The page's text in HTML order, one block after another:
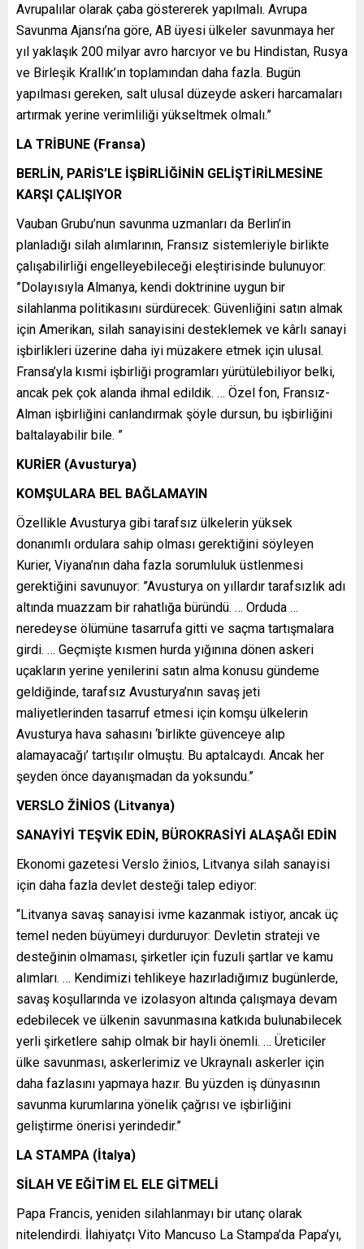
Avrupalılar olarak çaba göstererek yapılmalı. Avrupa
Savunma Ajansı’na göre, AB üyesi ülkeler savunmaya her
yıl yaklaşık 200 milyar avro harcıyor ve bu Hindistan, Rusya
ve Birleşik Krallık’ın toplamından daha fazla. Bugün
yapılması gereken, salt ulusal düzeyde askeri harcamaları
artırmak yerine verimliliği yükseltmek olmalı.”
LA TRİBUNE (Fransa)
BERLİN, PARİS’LE İŞBİRLİĞİNİN GELİŞTİRİLMESİNE
KARŞI ÇALIŞIYOR
Vauban Grubu’nun savunma uzmanları da Berlin’in
planladığı silah alımlarının, Fransız sistemleriyle birlikte
çalışabilirliği engelleyebileceği eleştirisinde bulunuyor:
”Dolayısıyla Almanya, kendi doktrinine uygun bir
silahlanma politikasını sürdürecek: Güvenliğini satın almak
için Amerikan, silah sanayisini desteklemek ve kârlı sanayi
işbirlikleri üzerine daha iyi müzakere etmek için ulusal.
Fransa’yla kısmi işbirliği programları yürütülebiliyor belki,
ancak pek çok alanda ihmal edildik. … Özel fon, Fransız-
Alman işbirliğini canlandırmak şöyle dursun, bu işbirliğini
baltalayabilir bile. ”
KURİER (Avusturya)
KOMŞULARA BEL BAĞLAMAYIN
Özellikle Avusturya gibi tarafsız ülkelerin yüksek
donanımlı ordulara sahip olması gerektiğini söyleyen
Kurier, Viyana’nın daha fazla sorumluluk üstlenmesi
gerektiğini savunuyor: ”Avusturya on yıllardır tarafsızlık adı
altında muazzam bir rahatlığa büründü. … Orduda …
neredeyse ölümüne tasarrufa gitti ve saçma tartışmalara
girdi. … Geçmişte kısmen hurda yığınına dönen askeri
uçakların yerine yenilerini satın alma konusu gündeme
geldiğinde, tarafsız Avusturya’nın savaş jeti
maliyetlerinden tasarruf etmesi için komşu ülkelerin
Avusturya hava sahasını ‘birlikte güvenceye alıp
alamayacağı’ tartışılır olmuştu. Bu aptalcaydı. Ancak her
şeyden önce dayanışmadan da yoksundu.”
VERSLO ŽİNİOS (Litvanya)
SANAYİYİ TEŞVİK EDİN, BÜROKRASİYİ ALAŞAĞI EDİN
Ekonomi gazetesi Verslo žinios, Litvanya silah sanayisi
için daha fazla devlet desteği talep ediyor:
“Litvanya savaş sanayisi ivme kazanmak istiyor, ancak üç
temel neden büyümeyi durduruyor: Devletin strateji ve
desteğinin olmaması, şirketler için fuzuli şartlar ve kamu
alımları. … Kendimizi tehlikeye hazırladığımız bugünlerde,
savaş koşullarında ve izolasyon altında çalışmaya devam
edebilecek ve ülkenin savunmasına katkıda bulunabilecek
yerli şirketlere sahip olmak bir hayli önemli. … Üreticiler
ülke savunması, askerlerimiz ve Ukraynalı askerler için
daha fazlasını yapmaya hazır. Bu yüzden iş dünyasının
savunma kurumlarına yönelik çağrısı ve işbirliğini
geliştirme önerisi yerindedir.”
LA STAMPA (İtalya)
SİLAH VE EĞİTİM EL ELE GİTMELİ
Papa Francis, yeniden silahlanmayı bir utanç olarak
nitelendirdi. İlahiyatçı Vito Mancuso La Stampa’da Papa’yı,